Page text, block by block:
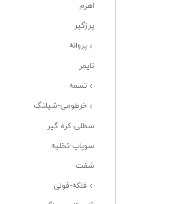
اهرم
پرزگیر
پروانه
تایمر
تسمه
خرطومی-شیلنگ
سطلی-کره گیر
سوپاپ-تخلیه
شفت
فلکه-فولی